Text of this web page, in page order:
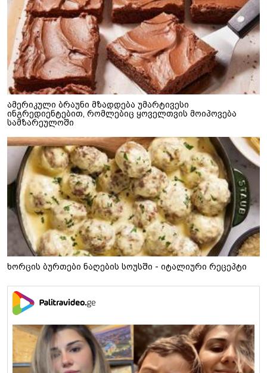
ამერიკული ბრაუნი მზადდება უმარტივესი
ინგრედიენტებით, რომლებიც ყოველთვის მოიპოვება
სამზარეულოში
ხორცის ბურთები ნაღების სოუსში - იტალიური რეცეპტი